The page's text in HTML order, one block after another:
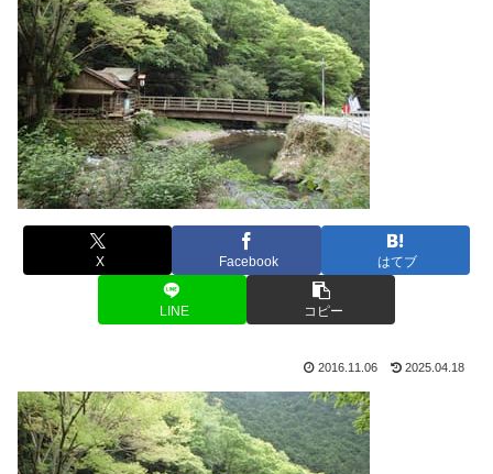
X Facebook はてブ
LINE コピー
2016.11.06 2025.04.18